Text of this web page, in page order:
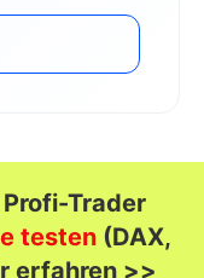
Trader
testen(DAX,
erfahren >>